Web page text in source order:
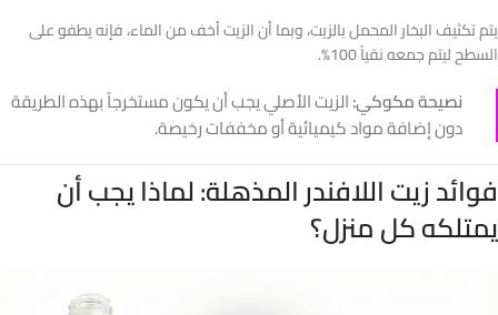
يتم تكثيف البخار المحمل بالزيت، وبما أن الزيت أخف من الماء، فإنه يطفو على
السطح ليتم جمعه نقياً 100%.
نصيحة مكوكي:الزيت الأصلي يجب أن يكون مستخرجاً بهذه الطريقة
دون إضافة مواد كيميائية أو مخففات رخيصة.
فوائد زيت اللافندر المذهلة: لماذا يجب أن
يمتلكه كل منزل؟